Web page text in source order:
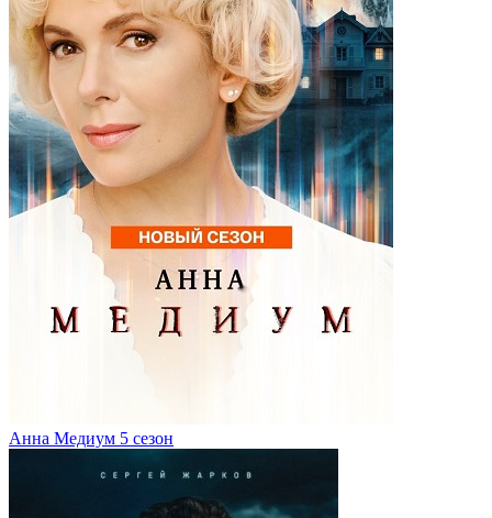
Анна Медиум 5 сезон